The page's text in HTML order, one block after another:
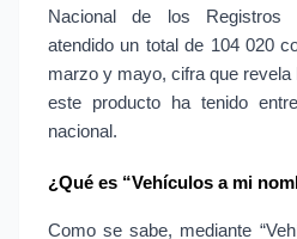
Nacional de los Registros
atendido un total de 104 020
marzo y mayo, cifra que revela
este producto ha tenido
nacional.
¿Qué es “Vehículos a mi
Como se sabe, mediante